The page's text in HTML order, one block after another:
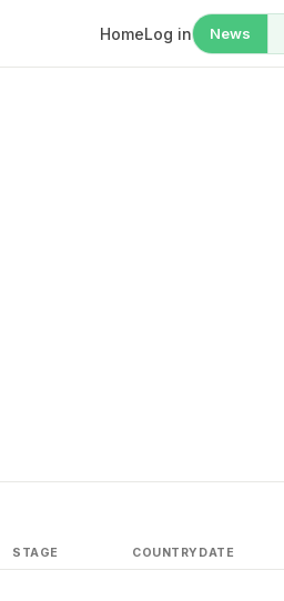
HomeLog in News
STAGE COUNTRY DATE